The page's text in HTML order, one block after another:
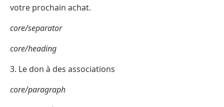
votre prochain achat.
core/separator
core/heading
3. Le don à des associations
core/paragraph